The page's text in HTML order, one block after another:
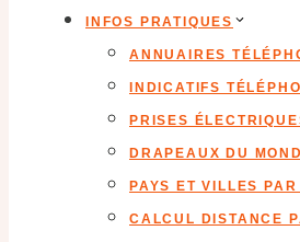
INFOS PRATIQUES
ANNUAIRES
INDICATIFS
PRISES
DRAPEAUX DU
PAYS ET VILLES
CALCUL DISTANCE